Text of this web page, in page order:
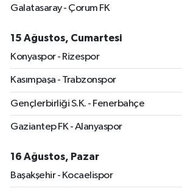
Galatasaray - Çorum FK
15 Ağustos, Cumartesi
Konyaspor - Rizespor
Kasımpaşa - Trabzonspor
Gençlerbirliği S.K. - Fenerbahçe
Gaziantep FK - Alanyaspor
16 Ağustos, Pazar
Başakşehir - Kocaelispor